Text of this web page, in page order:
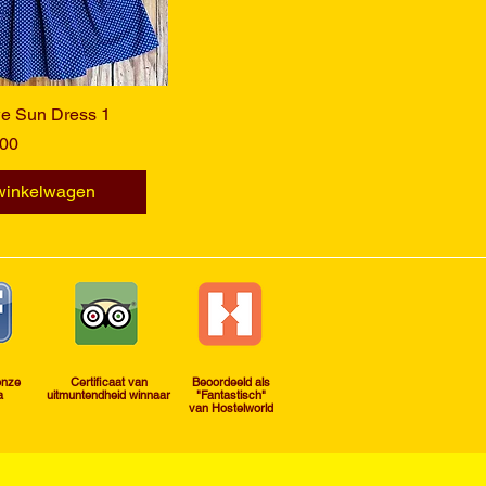
overzicht
Sun Dress 1
Certificaat van
uitmuntendheid winnaar
Beoordeeld als
"Fantastisch"
van Hostelworld